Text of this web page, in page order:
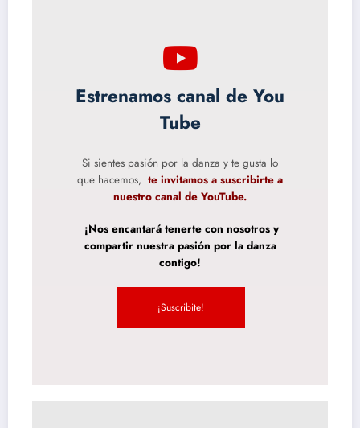
Estrenamos canal de You
Tube
Si sientes pasión por la danza y te gusta lo
que hacemos, te invitamos a suscribirte a
nuestro canal de YouTube.
¡Nos encantará tenerte con nosotros y
compartir nuestra pasión por la danza
contigo!
¡Suscribite!